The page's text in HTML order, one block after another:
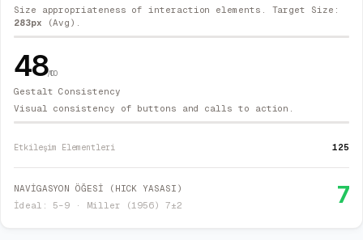
Size appropriateness of interaction elements. Target Size:
283px (Avg).
48/100
Gestalt Consistency
Visual consistency of buttons and calls to action.
Etkileşim Elementleri 125
NAVİGASYON ÖĞESİ (HICK YASASI)
İdeal: 5–9 · Miller (1956) 7±2
7